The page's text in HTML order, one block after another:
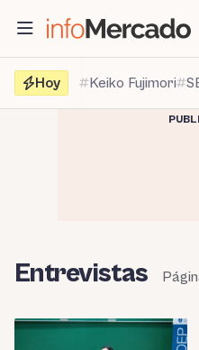
contenido
Hoy
Keiko Fujimori
Entrevistas